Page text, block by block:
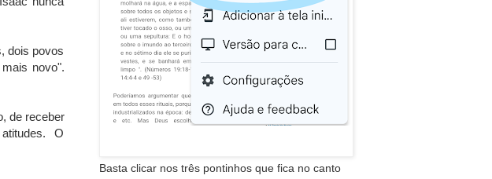
dois povos
novo".
de receber
O
Basta clicar nos três pontinhos que fica no canto